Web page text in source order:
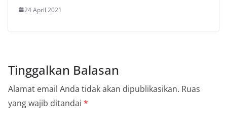
24 April 2021
Tinggalkan Balasan
Alamat email Anda tidak akan dipublikasikan. Ruas
yang wajib ditandai *